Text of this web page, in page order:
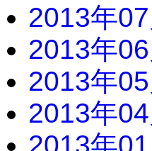
2013年07
2013年06
2013年05
2013年04
2013年01